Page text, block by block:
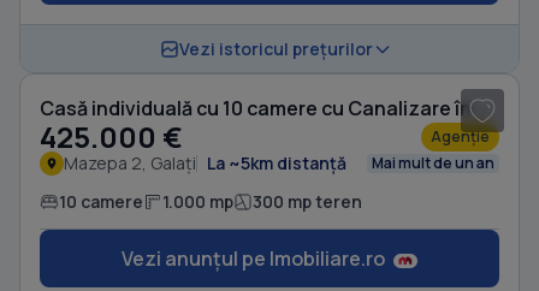
Vezi istoricul prețurilor
Casă individuală cu 10 camere cu Canalizare în Mazepa 2
425.000 € Agenție
Mazepa 2, Galați La ~5km distanță Mai mult de un an
10 camere 1.000 mp 300 mp teren
Vezi anunțul pe Imobiliare.ro